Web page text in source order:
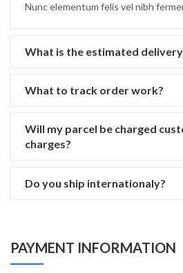
Nunc elementum felis vel nibh
What is the estimated
What to track order work?
Will my parcel be charged
charges?
Do you ship internationaly?
PAYMENT INFORMATION